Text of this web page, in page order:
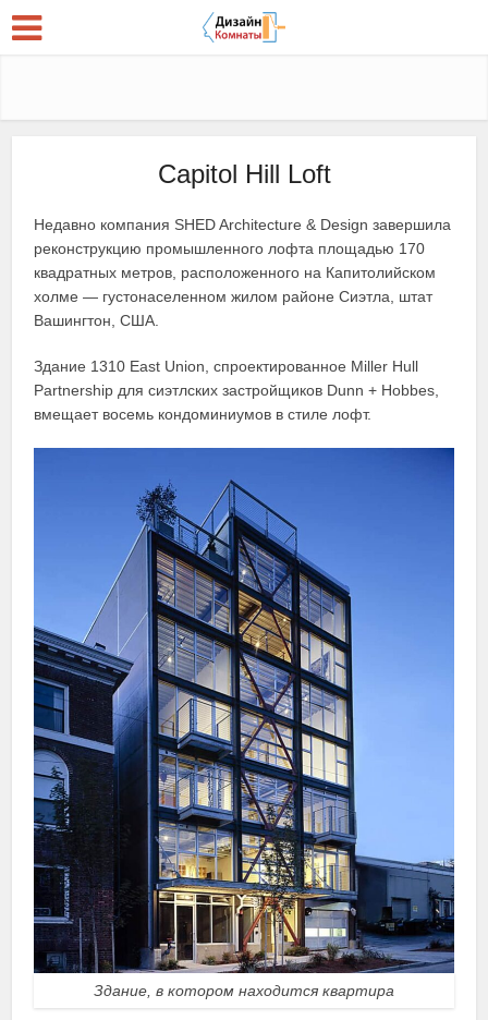
Capitol Hill Loft
Недавно компания SHED Architecture & Design завершила
реконструкцию промышленного лофта площадью 170
квадратных метров, расположенного на Капитолийском
холме — густонаселенном жилом районе Сиэтла, штат
Вашингтон, США.
Здание 1310 East Union, спроектированное Miller Hull
Partnership для сиэтлских застройщиков Dunn + Hobbes,
вмещает восемь кондоминиумов в стиле лофт.
Здание, в котором находится квартира